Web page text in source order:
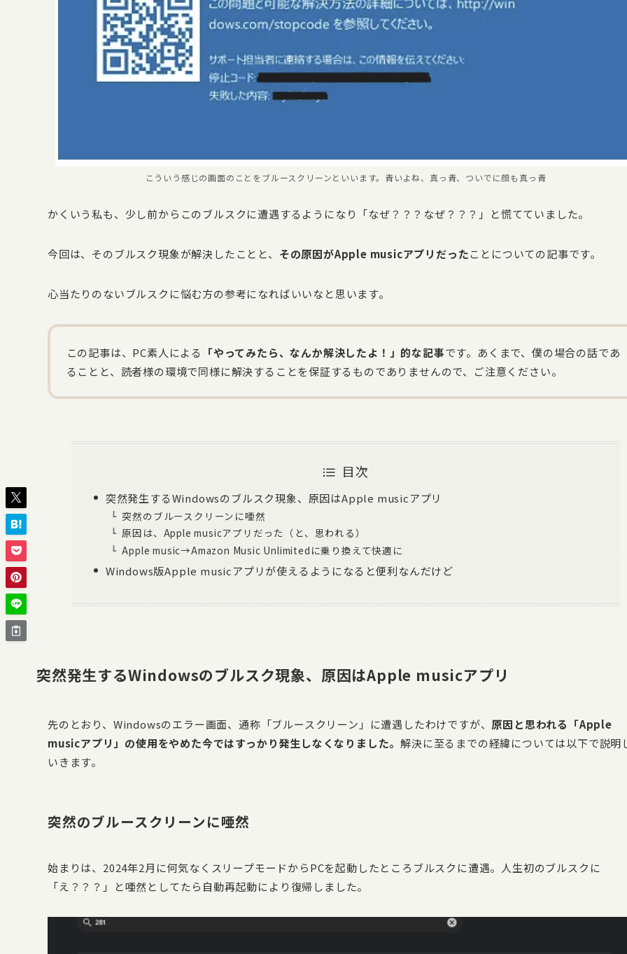
こういう感じの画面のことをブルースクリーンといいます。青いよね、真っ青、ついでに顔も真っ青
かくいう私も、少し前からこのブルスクに遭遇するようになり「なぜ？？？なぜ？？？」と慌てていました。
今回は、そのブルスク現象が解決したことと、 その原因がApple musicアプリだったことについての記事です。
心当たりのないブルスクに悩む方の参考になればいいなと思います。
この記事は、PC素人による 「やってみたら、なんか解決したよ！」的な記事です。あくまで、僕の場合の話であ
ることと、読者様の環境で同様に解決することを保証するものでありませんので、ご注意ください。
目次
突然発生するWindowsのブルスク現象、原因はApple musicアプリ
突然のブルースクリーンに唖然
原因は、Apple musicアプリだった（と、思われる）
Apple music→Amazon Music Unlimitedに乗り換えて快適に
Windows版Apple musicアプリが使えるようになると便利なんだけど
突然発生するWindowsのブルスク現象、原因はApple musicアプリ
先のとおり、Windowsのエラー画面、通称「ブルースクリーン」に遭遇したわけですが、 原因と思われる「Apple
musicアプリ」の使用をやめた今ではすっかり発生しなくなりました。解決に至るまでの経緯については以下で説明
いきます。
突然のブルースクリーンに唖然
始まりは、2024年2月に何気なくスリープモードからPCを起動したところブルスクに遭遇。人生初のブルスクに
「え？？？」と唖然としてたら自動再起動により復帰しました。